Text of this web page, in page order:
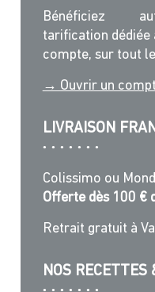
Bénéficiez
tarification dédiée
compte, sur tout
→ Ouvrir un
LIVRAISON
Colissimo ou
Offerte dès 100 €
Retrait gratuit à
NOS RECETTES